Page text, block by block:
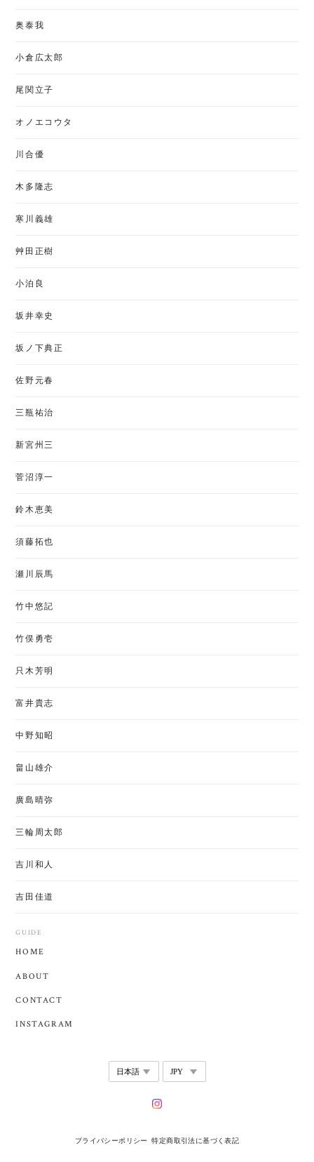
奥泰我
小倉広太郎
尾関立子
オノエコウタ
川合優
木多隆志
寒川義雄
艸田正樹
小泊良
坂井幸史
坂ノ下典正
佐野元春
三瓶祐治
新宮州三
菅沼淳一
鈴木恵美
須藤拓也
瀬川辰馬
竹中悠記
竹俣勇壱
只木芳明
富井貴志
中野知昭
畠山雄介
廣島晴弥
三輪周太郎
吉川和人
吉田佳道
GUIDE
HOME
ABOUT
CONTACT
INSTAGRAM
プライバシーポリシー 特定商取引法に基づく表記